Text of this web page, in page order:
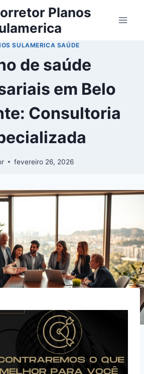
Planos
SULAMERICA SAÚDE
de saúde
em Belo
Consultoria
fevereiro 26, 2026